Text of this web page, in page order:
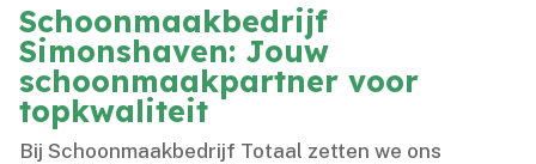
Schoonmaakbedrijf
Simonshaven: Jouw
schoonmaakpartner voor
topkwaliteit
Bij Schoonmaakbedrijf Totaal zetten we ons